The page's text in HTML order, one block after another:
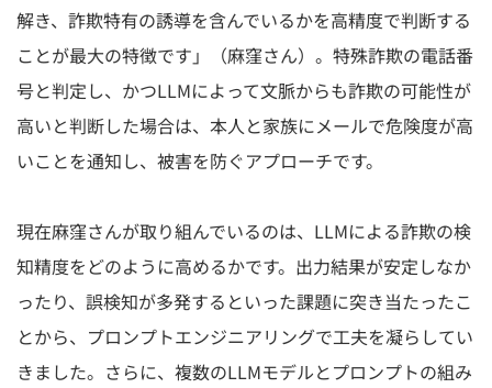
解き、詐欺特有の誘導を含んでいるかを高精度で判断する
ことが最大の特徴です」（⿇窪さん）。特殊詐欺の電話番
号と判定し、かつLLMによって文脈からも詐欺の可能性が
高いと判断した場合は、本人と家族にメールで危険度が高
いことを通知し、被害を防ぐアプローチです。
現在⿇窪さんが取り組んでいるのは、LLMによる詐欺の検
知精度をどのように高めるかです。出力結果が安定しなか
ったり、誤検知が多発するといった課題に突き当たったこ
とから、プロンプトエンジニアリングで工夫を凝らしてい
きました。さらに、複数のLLMモデルとプロンプトの組み